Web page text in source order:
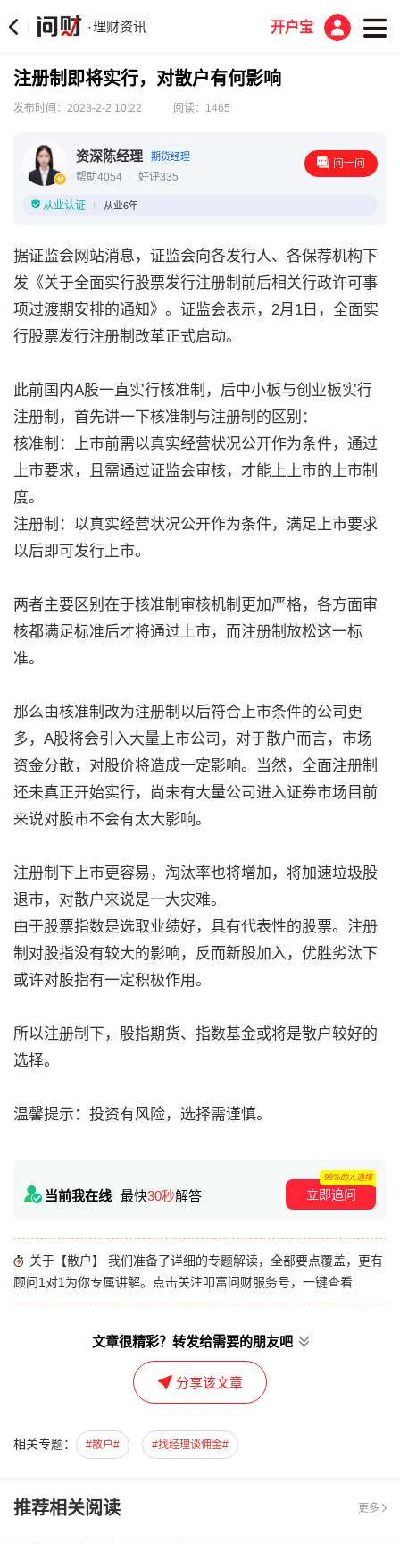
·理财资讯 开户宝
注册制即将实行，对散户有何影响
发布时间：2023-2-2 10:22 阅读：1465
资深陈经理 期货经理
帮助4054 好评335
问一问
从业认证 从业6年
据证监会网站消息，证监会向各发行人、各保荐机构下
发《关于全面实行股票发行注册制前后相关行政许可事
项过渡期安排的通知》。证监会表示，2月1日，全面实
行股票发行注册制改革正式启动。
此前国内A股一直实行核准制，后中小板与创业板实行
注册制，首先讲一下核准制与注册制的区别：
核准制：上市前需以真实经营状况公开作为条件，通过
上市要求，且需通过证监会审核，才能上上市的上市制
度。
注册制：以真实经营状况公开作为条件，满足上市要求
以后即可发行上市。
两者主要区别在于核准制审核机制更加严格，各方面审
核都满足标准后才将通过上市，而注册制放松这一标
准。
那么由核准制改为注册制以后符合上市条件的公司更
多，A股将会引入大量上市公司，对于散户而言，市场
资金分散，对股价将造成一定影响。当然，全面注册制
还未真正开始实行，尚未有大量公司进入证券市场目前
来说对股市不会有太大影响。
注册制下上市更容易，淘汰率也将增加，将加速垃圾股
退市，对散户来说是一大灾难。
由于股票指数是选取业绩好，具有代表性的股票。注册
制对股指没有较大的影响，反而新股加入，优胜劣汰下
或许对股指有一定积极作用。
所以注册制下，股指期货、指数基金或将是散户较好的
选择。
温馨提示：投资有风险，选择需谨慎。
当前我在线 最快30秒解答 立即追问
99%的人选择
关于【散户】 我们准备了详细的专题解读，全部要点覆盖，更有
顾问1对1为你专属讲解。点击关注叩富问财服务号，一键查看
文章很精彩？转发给需要的朋友吧
分享该文章
相关专题： #散户# #找经理谈佣金#
推荐相关阅读 更多